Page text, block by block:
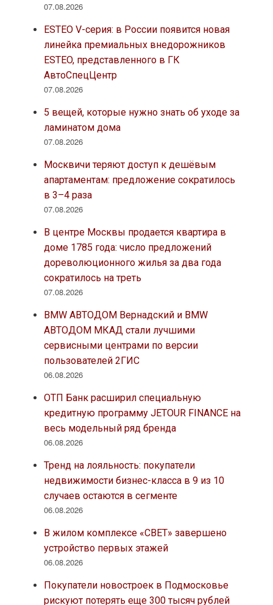
07.08.2026
ESTEO V-серия: в России появится новая
линейка премиальных внедорожников
ESTEO, представленного в ГК
АвтоСпецЦентр
07.08.2026
5 вещей, которые нужно знать об уходе за
ламинатом дома
07.08.2026
Москвичи теряют доступ к дешёвым
апартаментам: предложение сократилось
в 3–4 раза
07.08.2026
В центре Москвы продается квартира в
доме 1785 года: число предложений
дореволюционного жилья за два года
сократилось на треть
07.08.2026
BMW АВТОДОМ Вернадский и BMW
АВТОДОМ МКАД стали лучшими
сервисными центрами по версии
пользователей 2ГИС
06.08.2026
ОТП Банк расширил специальную
кредитную программу JETOUR FINANCE на
весь модельный ряд бренда
06.08.2026
Тренд на лояльность: покупатели
недвижимости бизнес-класса в 9 из 10
случаев остаются в сегменте
06.08.2026
В жилом комплексе «СВЕТ» завершено
устройство первых этажей
06.08.2026
Покупатели новостроек в Подмосковье
рискуют потерять еще 300 тысяч рублей